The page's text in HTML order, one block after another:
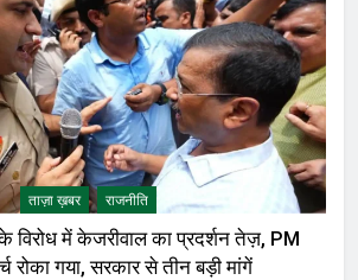
ताज़ा ख़बर राजनीति
विरोध में केजरीवाल का प्रदर्शन तेज़, PM
रोका गया, सरकार से तीन बड़ी मांगें